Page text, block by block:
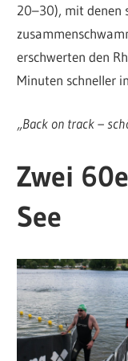
20–30), mit denen
erschwerten den
Minuten schneller
„Back on track –
Zwei
See